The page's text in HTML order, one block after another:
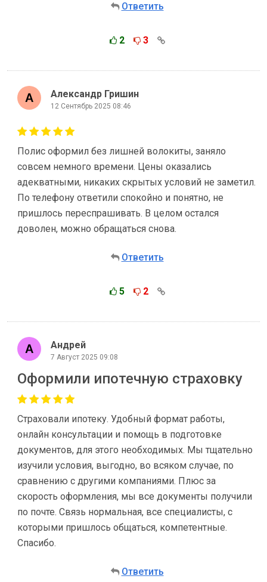
Ответить
2 3
Александр Гришин
12 Сентябрь 2025 08:46
Полис оформил без лишней волокиты, заняло
совсем немного времени. Цены оказались
адекватными, никаких скрытых условий не заметил.
По телефону ответили спокойно и понятно, не
пришлось переспрашивать. В целом остался
доволен, можно обращаться снова.
Ответить
5 2
Андрей
7 Август 2025 09:08
Оформили ипотечную страховку
Страховали ипотеку. Удобный формат работы,
онлайн консультации и помощь в подготовке
документов, для этого необходимых. Мы тщательно
изучили условия, выгодно, во всяком случае, по
сравнению с другими компаниями. Плюс за
скорость оформления, мы все документы получили
по почте. Связь нормальная, все специалисты, с
которыми пришлось общаться, компетентные.
Спасибо.
Ответить